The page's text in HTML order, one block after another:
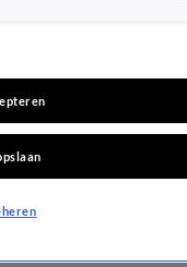
House
op